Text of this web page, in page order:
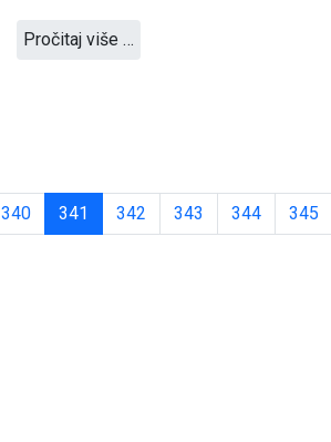
Pročitaj više …
340 341 342 343 344 345